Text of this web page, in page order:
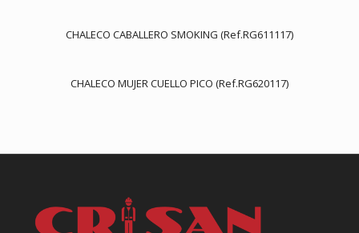
CHALECO CABALLERO SMOKING (Ref.RG611117)
CHALECO MUJER CUELLO PICO (Ref.RG620117)